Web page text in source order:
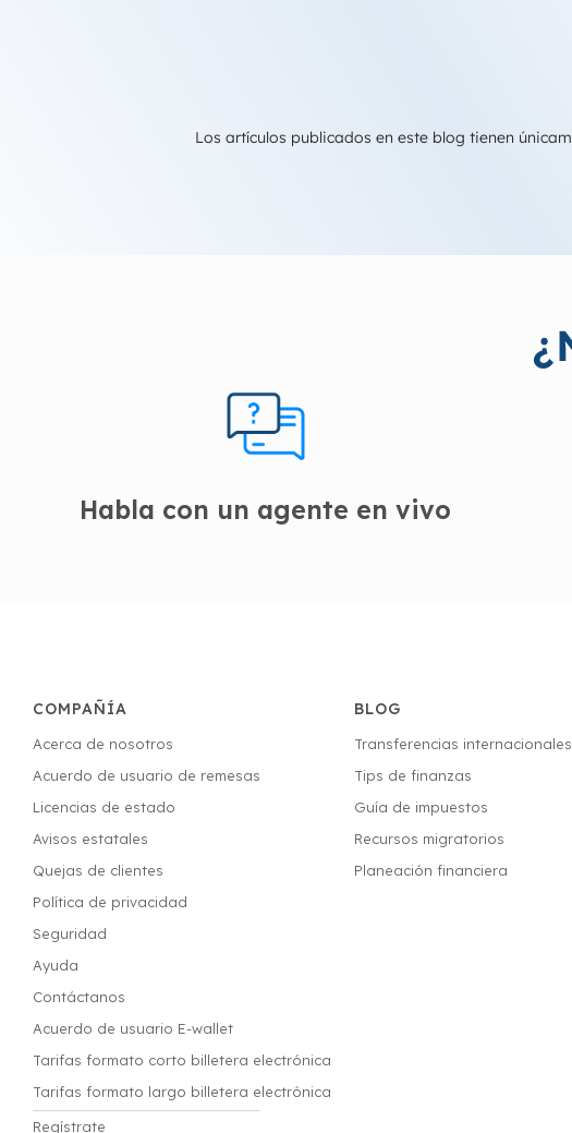
Los artículos publicados en este blog tienen
Habla con un agente en vivo
COMPAÑÍA
Acerca de nosotros
Acuerdo de usuario de remesas
Licencias de estado
Avisos estatales
Quejas de clientes
Política de privacidad
Seguridad
Ayuda
Contáctanos
Acuerdo de usuario E-wallet
Tarifas formato corto billetera electrónica
Tarifas formato largo billetera electrónica
Regístrate
BLOG
Transferencias
Tips de finanzas
Guía de impuestos
Recursos migratorios
Planeación financiera